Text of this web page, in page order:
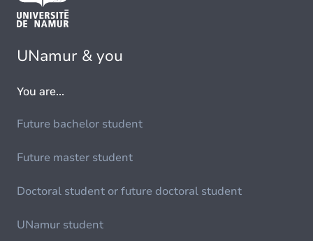
UNamur & you
You are...
Future bachelor student
Future master student
Doctoral student or future doctoral student
UNamur student